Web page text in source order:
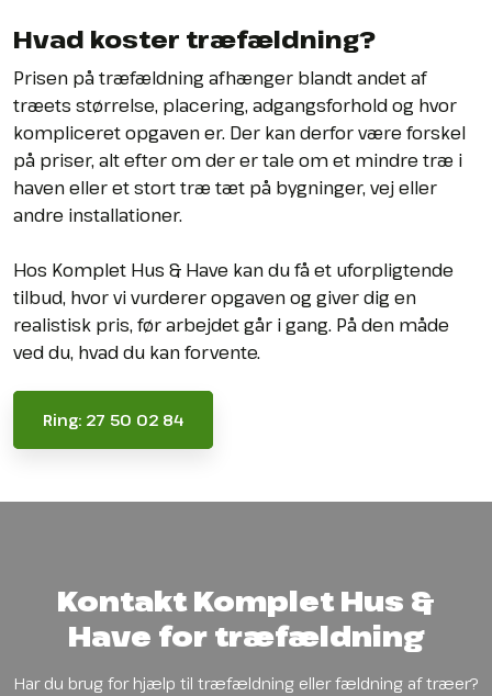
Hvad koster træfældning?
Prisen på træfældning afhænger blandt andet af
træets størrelse, placering, adgangsforhold og hvor
kompliceret opgaven er. Der kan derfor være forskel
på priser, alt efter om der er tale om et mindre træ i
haven eller et stort træ tæt på bygninger, vej eller
andre installationer.
Hos Komplet Hus & Have kan du få et uforpligtende
tilbud, hvor vi vurderer opgaven og giver dig en
realistisk pris, før arbejdet går i gang. På den måde
ved du, hvad du kan forvente.
Ring: 27 50 02 84
Kontakt Komplet Hus &
Have for træfældning
Har du brug for hjælp til træfældning eller fældning af træer?